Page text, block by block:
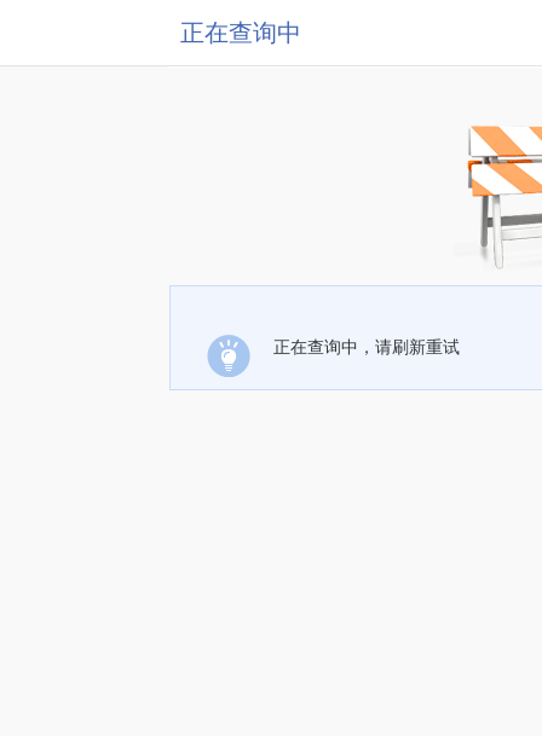
正在查询中
正在查询中，请刷新重试